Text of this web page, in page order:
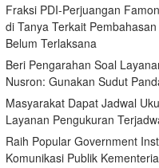
Fraksi PDI-Perjuangan
di Tanya Terkait
Belum Terlaksana
Beri Pengarahan Soal
Nusron: Gunakan Sudut
Masyarakat Dapat Jadwal
Layanan Pengukuran
Raih Popular Government
Komunikasi Publik